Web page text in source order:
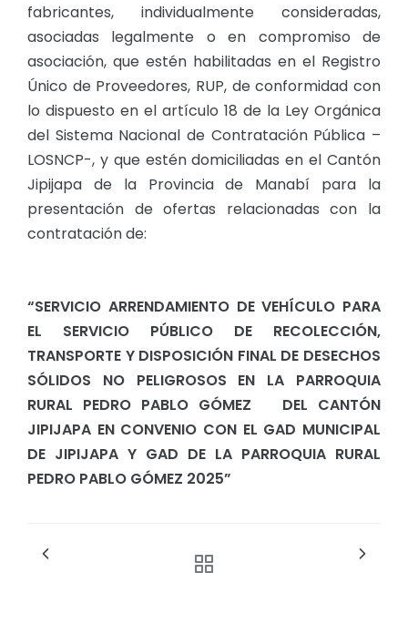
Procesos de contratación
Ejecución Presupuestaria
Obras y proyectos
fabricantes, individualmente consideradas,
asociadas legalmente o en compromiso de
asociación, que estén habilitadas en el Registro
Único de Proveedores, RUP, de conformidad con
lo dispuesto en el artículo 18 de la Ley Orgánica
del Sistema Nacional de Contratación Pública –
LOSNCP-, y que estén domiciliadas en el Cantón
Jipijapa de la Provincia de Manabí para la
presentación de ofertas relacionadas con la
contratación de:
“SERVICIO ARRENDAMIENTO DE VEHÍCULO PARA
EL SERVICIO PÚBLICO DE RECOLECCIÓN,
TRANSPORTE Y DISPOSICIÓN FINAL DE DESECHOS
SÓLIDOS NO PELIGROSOS EN LA PARROQUIA
RURAL PEDRO PABLO GÓMEZ DEL CANTÓN
JIPIJAPA EN CONVENIO CON EL GAD MUNICIPAL
DE JIPIJAPA Y GAD DE LA PARROQUIA RURAL
PEDRO PABLO GÓMEZ 2025”